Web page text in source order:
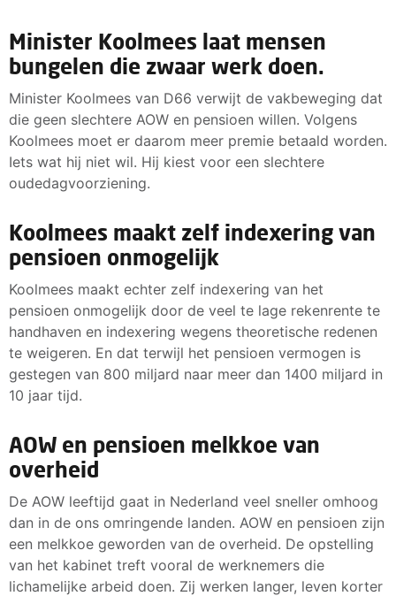
Minister Koolmees laat mensen
bungelen die zwaar werk doen.
Minister Koolmees van D66 verwijt de vakbeweging dat
die geen slechtere AOW en pensioen willen. Volgens
Koolmees moet er daarom meer premie betaald worden.
Iets wat hij niet wil. Hij kiest voor een slechtere
oudedagvoorziening.
Koolmees maakt zelf indexering van
pensioen onmogelijk
Koolmees maakt echter zelf indexering van het
pensioen onmogelijk door de veel te lage rekenrente te
handhaven en indexering wegens theoretische redenen
te weigeren. En dat terwijl het pensioen vermogen is
gestegen van 800 miljard naar meer dan 1400 miljard in
10 jaar tijd.
AOW en pensioen melkkoe van
overheid
De AOW leeftijd gaat in Nederland veel sneller omhoog
dan in de ons omringende landen. AOW en pensioen zijn
een melkkoe geworden van de overheid. De opstelling
van het kabinet treft vooral de werknemers die
lichamelijke arbeid doen. Zij werken langer, leven korter